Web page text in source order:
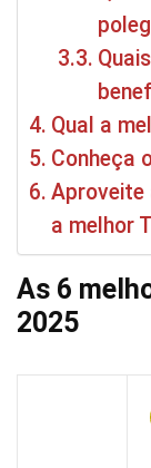
Qual a
Conheça
Aproveite
a melhor
As 6
2025